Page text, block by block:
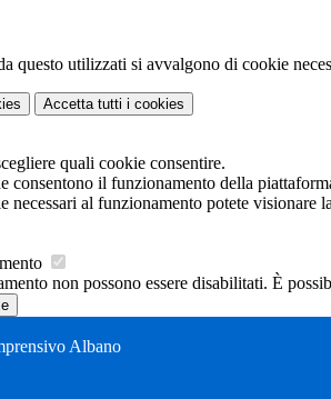
questo utilizzati si avvalgono di cookie
Accetta tutti i cookies
quali cookie consentire.
consentono il funzionamento della
necessari al funzionamento potete visionare la
non possono essere disabilitati. È
Albano